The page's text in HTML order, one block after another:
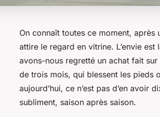
On connaît toutes ce moment,
attire le regard en vitrine. L’envie
avons-nous regretté un achat fait
de trois mois, qui blessent les pieds
aujourd’hui, ce n’est pas d’en avoir
subliment, saison après saison.